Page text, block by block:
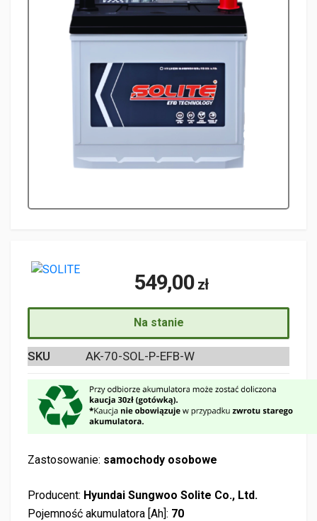
549,00 zł
Na stanie
SKU AK-70-SOL-P-EFB-W
Zastosowanie: samochody osobowe
Producent: Hyundai Sungwoo Solite Co., Ltd.
Pojemność akumulatora [Ah]: 70